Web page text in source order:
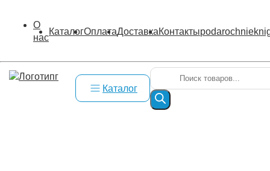
О
нас
КаталогОплатаДоставкаКонтакты
Каталог
Поиск
товаров
В мешочках и коробах /Страница 2